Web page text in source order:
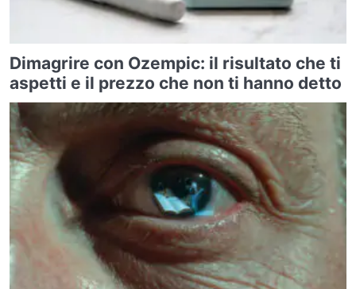
Dimagrire con Ozempic: il risultato che ti
aspetti e il prezzo che non ti hanno detto